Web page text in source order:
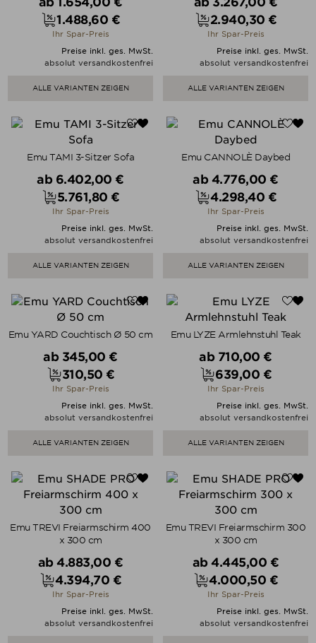
Preis
1.488,60 €
Ihr Spar-Preis
Preise inkl. ges. MwSt.
absolut versandkostenfrei
ALLE VARIANTEN ZEIGEN
Preis
2.940,30 €
Ihr Spar-Preis
Preise inkl. ges. MwSt.
absolut versandkostenfrei
ALLE VARIANTEN ZEIGEN
Emu TAMI 3-Sitzer Sofa
Verkaufspreis
ab 6.402,00 €
Preis
5.761,80 €
Ihr Spar-Preis
Preise inkl. ges. MwSt.
absolut versandkostenfrei
ALLE VARIANTEN ZEIGEN
Emu CANNOLÈ Daybed
Verkaufspreis
ab 4.776,00 €
Preis
4.298,40 €
Ihr Spar-Preis
Preise inkl. ges. MwSt.
absolut versandkostenfrei
ALLE VARIANTEN ZEIGEN
Emu YARD Couchtisch Ø 50 cm
Verkaufspreis
ab 345,00 €
Preis
310,50 €
Ihr Spar-Preis
Preise inkl. ges. MwSt.
absolut versandkostenfrei
ALLE VARIANTEN ZEIGEN
Emu LYZE Armlehnstuhl Teak
Verkaufspreis
ab 710,00 €
Preis
639,00 €
Ihr Spar-Preis
Preise inkl. ges. MwSt.
absolut versandkostenfrei
ALLE VARIANTEN ZEIGEN
Emu TREVI Freiarmschirm 400
x 300 cm
Verkaufspreis
ab 4.883,00 €
Preis
4.394,70 €
Ihr Spar-Preis
Preise inkl. ges. MwSt.
absolut versandkostenfrei
Emu TREVI Freiarmschirm 300
x 300 cm
Verkaufspreis
ab 4.445,00 €
Preis
4.000,50 €
Ihr Spar-Preis
Preise inkl. ges. MwSt.
absolut versandkostenfrei